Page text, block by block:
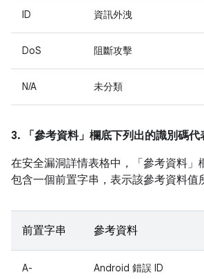
ID 資訊外洩
DoS 阻斷攻擊
N/A 未分類
3. 「參考資料」 欄底下列出的識別碼代
在安全漏洞詳情表格中，「參考資料」
包含一個前置字串，表示該參考資料值
前置字串 參考資料
A- Android 錯誤 ID